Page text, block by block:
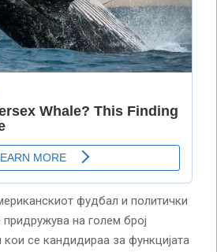
фудбал и политички
на голем број
се кандидираа за функцијата